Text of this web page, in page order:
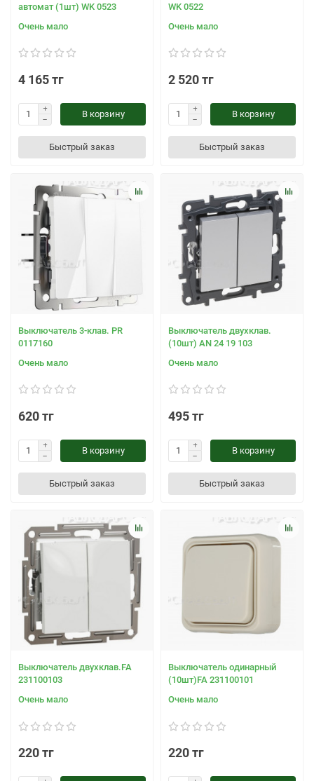
автомат (1шт) WK 0523
Очень мало
4 165 тг
В корзину
Быстрый заказ
WK 0522
Очень мало
2 520 тг
В корзину
Быстрый заказ
Выключатель 3-клав. PR
0117160
Очень мало
620 тг
В корзину
Быстрый заказ
Выключатель двухклав.
(10шт) AN 24 19 103
Очень мало
495 тг
В корзину
Быстрый заказ
Выключатель двухклав.FA
231100103
Очень мало
220 тг
Выключатель одинарный
(10шт)FA 231100101
Очень мало
220 тг